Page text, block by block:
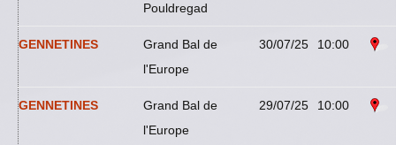
Pouldregad
GENNETINES
Grand Bal de
l'Europe
30/07/25 10:00
GENNETINES
Grand Bal de
l'Europe
29/07/25 10:00